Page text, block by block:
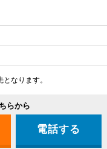
なります。
らから
電話する